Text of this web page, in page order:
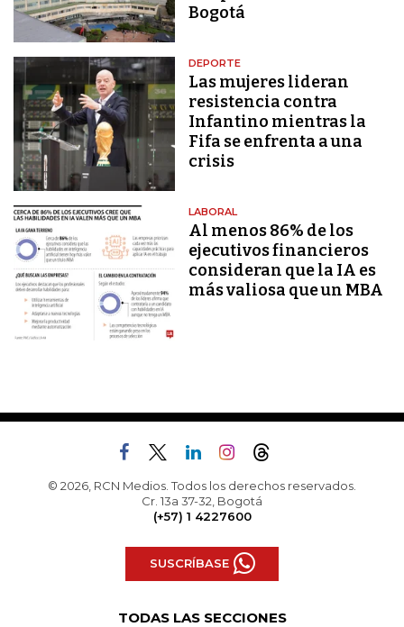
Bogotá
DEPORTE
Las mujeres lideran
resistencia contra
Infantino mientras la
Fifa se enfrenta a una
crisis
LABORAL
Al menos 86% de los
ejecutivos financieros
consideran que la IA es
más valiosa que un MBA
© 2026, RCN Medios. Todos los derechos reservados.
Cr. 13a 37-32, Bogotá
(+57) 1 4227600
SUSCRÍBASE
TODAS LAS SECCIONES